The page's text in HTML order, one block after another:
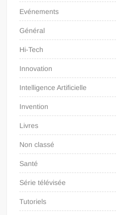
Evénements
Général
Hi-Tech
Innovation
Intelligence Artificielle
Invention
Livres
Non classé
Santé
Série télévisée
Tutoriels